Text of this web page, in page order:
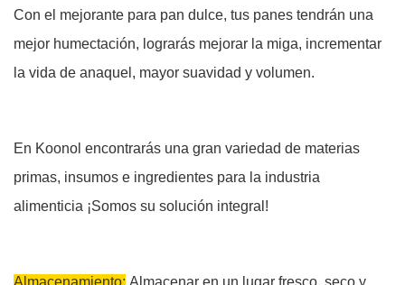
Con el mejorante para pan dulce, tus panes tendrán una
mejor humectación, lograrás mejorar la miga, incrementar
la vida de anaquel, mayor suavidad y volumen.
En Koonol encontrarás una gran variedad de materias
primas, insumos e ingredientes para la industria
alimenticia ¡Somos su solución integral!
Almacenamiento: Almacenar en un lugar fresco, seco y